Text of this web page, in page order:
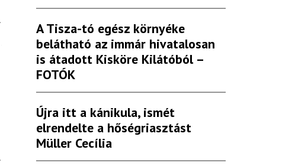
A Tisza-tó egész környéke
belátható az immár hivatalosan
is átadott Kisköre Kilátóból –
FOTÓK
Újra itt a kánikula, ismét
elrendelte a hőségriasztást
Müller Cecília